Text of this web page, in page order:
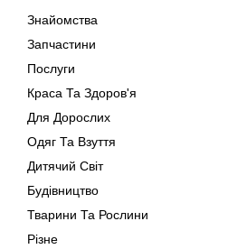
Знайомства
Запчастини
Послуги
Краса Та Здоров'я
Для Дорослих
Одяг Та Взуття
Дитячий Світ
Будівництво
Тварини Та Рослини
Різне